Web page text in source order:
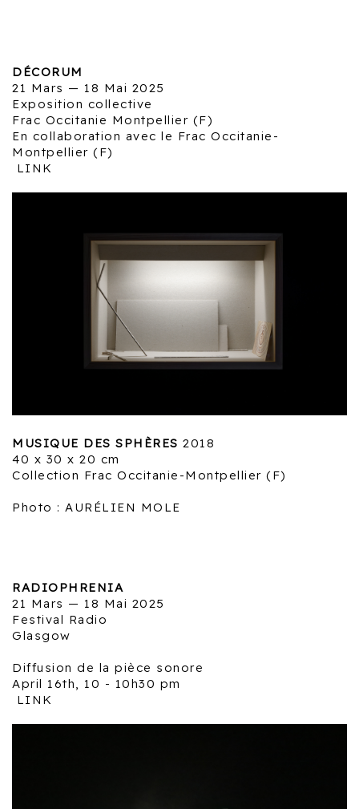
DÉCORUM
21 Mars — 18 Mai 2025
Exposition collective
Frac Occitanie Montpellier (F)
En collaboration avec le Frac Occitanie-
Montpellier (F)
LINK
MUSIQUE DES SPHÈRES 2018
40 x 30 x 20 cm
Collection Frac Occitanie-Montpellier (F)
Photo : AURÉLIEN MOLE
RADIOPHRENIA
21 Mars — 18 Mai 2025
Festival Radio
Glasgow
Diffusion de la pièce sonore
April 16th, 10 - 10h30 pm
LINK